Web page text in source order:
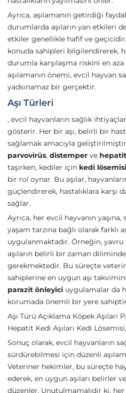
Ayrıca, aşılamanın getirdiği
durumlarda aşıların yan etkileri
etkiler genellikle hafif ve
konuda sahipleri bilgilendirerek,
durumla karşılaşma riskini en
aşılamanın önemi, evcil hayvan
yadsınamaz bir gerçektir.
Aşı Türleri
, evcil hayvanların sağlık
gösterir. Her bir aşı, belirli bir
sağlamak amacıyla
parvovirüs, distemper ve hepatit
taşırken, kediler için kedi lösemisi
bir rol oynar. Bu aşılar,
güçlendirerek, hastalıklara karşı
sağlar.
Ayrıca, her evcil hayvanın
yaşam tarzına bağlı olarak farklı
uygulanmaktadır. Örneğin,
aşıların belirli bir zaman diliminde
gerekmektedir. Bu süreçte
sahiplerine en uygun aşı takvimini
parazit önleyici uygulamalar da
korumada önemli bir yere
Aşı Türü Açıklama Köpek Aşıları
Hepatit Kedi Aşıları Kedi
Sonuç olarak, evcil hayvanların
sürdürebilmesi için düzenli
Veteriner hekimler, bu süreçte
ederek, en uygun aşıları belirler
düzenler. Unutulmamalıdır ki,